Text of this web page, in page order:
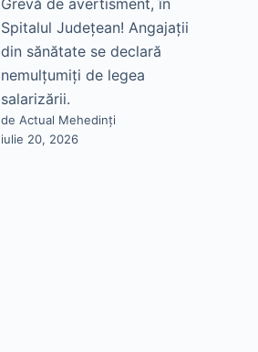
Spitalul Județean! Angajații
din sănătate se declară
nemulțumiți de legea
salarizării.
de Actual Mehedinți
iulie 20, 2026